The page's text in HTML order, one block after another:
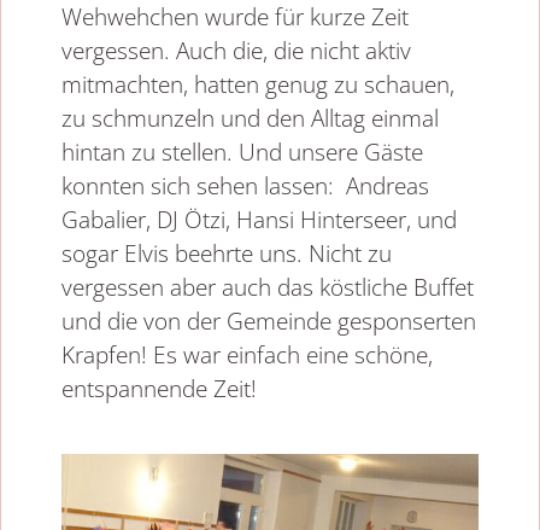
Wehwehchen wurde für kurze Zeit
vergessen. Auch die, die nicht aktiv
mitmachten, hatten genug zu schauen,
zu schmunzeln und den Alltag einmal
hintan zu stellen. Und unsere Gäste
konnten sich sehen lassen: Andreas
Gabalier, DJ Ötzi, Hansi Hinterseer, und
sogar Elvis beehrte uns. Nicht zu
vergessen aber auch das köstliche Buffet
und die von der Gemeinde gesponserten
Krapfen! Es war einfach eine schöne,
entspannende Zeit!